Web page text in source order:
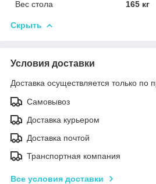
Вес стола
165 кг
Скрыть
Условия доставки
Доставка осуществляется только по
Самовывоз
Доставка курьером
Доставка почтой
Транспортная компания
Все условия доставки